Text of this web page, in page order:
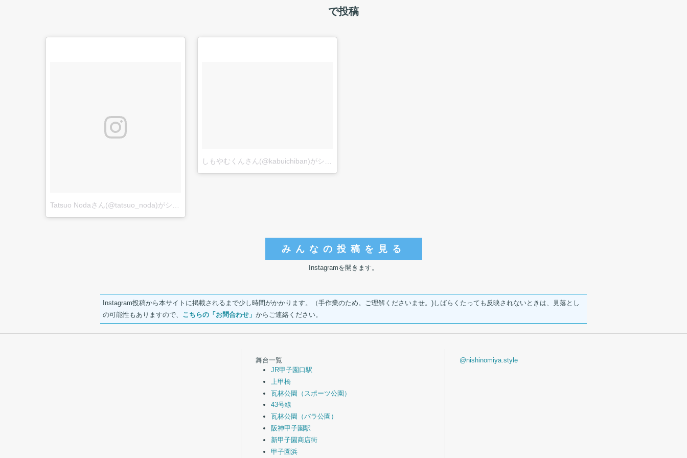
で投稿
みんなの投稿を見る
Instagramを開きます。
Instagram投稿から本サイトに掲載されるまで少し時間がかかります。（手作業のため。ご理解くださいませ。)しばらくたっても反映されないときは、見落とし
の可能性もありますので、 こちらの「お問合わせ」 からご連絡ください。
舞台一覧
JR甲子園口駅
上甲橋
瓦林公園（スポーツ公園）
43号線
瓦林公園（バラ公園）
阪神甲子園駅
新甲子園商店街
甲子園浜
@nishinomiya.style